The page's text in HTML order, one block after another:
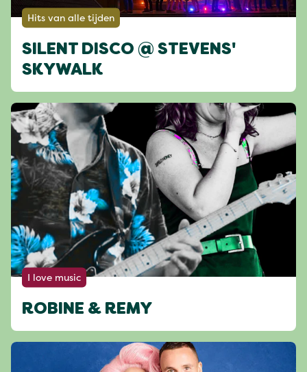
Hits van alle tijden
SILENT DISCO @ STEVENS'
SKYWALK
I love music
ROBINE & REMY